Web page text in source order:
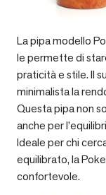
La pipa modello
le permette di
praticità e stile. Il
minimalista la
Questa pipa non
anche per
Ideale per chi
equilibrato, la
confortevole.